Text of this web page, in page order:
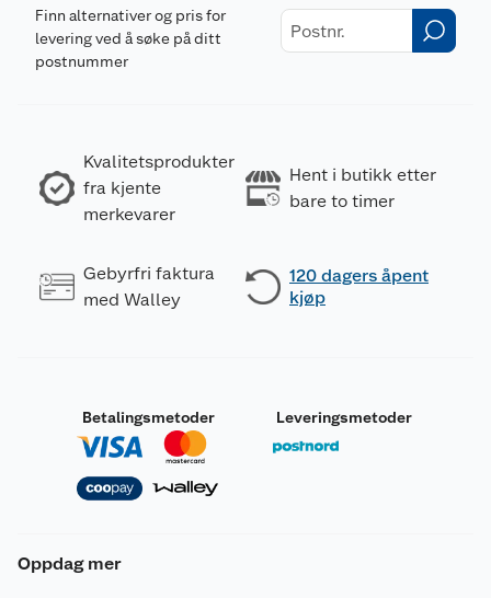
Finn alternativer og pris for
levering ved å søke på ditt
postnummer
Kvalitetsprodukter
fra kjente
merkevarer
Hent i butikk etter
bare to timer
Gebyrfri faktura
med Walley
120 dagers åpent
kjøp
Betalingsmetoder Leveringsmetoder
Oppdag mer